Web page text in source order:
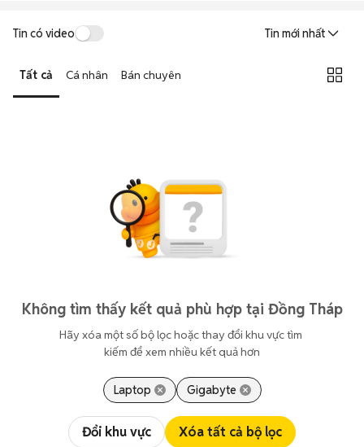
Tin có video Tin mới nhất
Tất cả Cá nhân Bán chuyên
Không tìm thấy kết quả phù hợp tại Đồng Tháp
Hãy xóa một số bộ lọc hoặc thay đổi khu vực tìm
kiếm để xem nhiều kết quả hơn
Laptop Gigabyte
Đổi khu vực Xóa tất cả bộ lọc